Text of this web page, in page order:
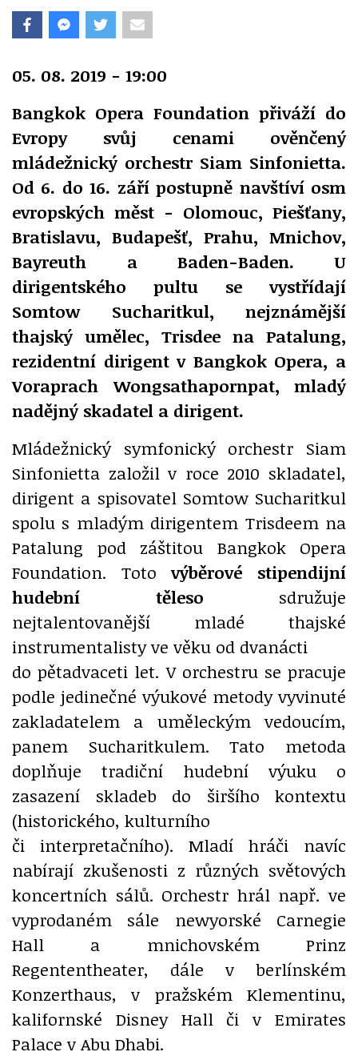
05. 08. 2019 - 19:00
Bangkok Opera Foundation přiváží do
Evropy svůj cenami ověnčený
mládežnický orchestr Siam Sinfonietta.
Od 6. do 16. září postupně navštíví osm
evropských měst - Olomouc, Piešťany,
Bratislavu, Budapešť, Prahu, Mnichov,
Bayreuth a Baden-Baden. U
dirigentského pultu se vystřídají
Somtow Sucharitkul, nejznámější
thajský umělec, Trisdee na Patalung,
rezidentní dirigent v Bangkok Opera, a
Voraprach Wongsathapornpat, mladý
nadějný skadatel a dirigent.
Mládežnický symfonický orchestr Siam
Sinfonietta založil v roce 2010 skladatel,
dirigent a spisovatel Somtow Sucharitkul
spolu s mladým dirigentem Trisdeem na
Patalung pod záštitou Bangkok Opera
Foundation. Totovýběrové stipendijní
hudební těleso sdružuje
nejtalentovanější mladé thajské
instrumentalisty ve věku od dvanácti
do pětadvaceti let. V orchestru se pracuje
podle jedinečné výukové metody vyvinuté
zakladatelem a uměleckým vedoucím,
panem Sucharitkulem. Tato metoda
doplňuje tradiční hudební výuku o
zasazení skladeb do širšího kontextu
(historického, kulturního
či interpretačního). Mladí hráči navíc
nabírají zkušenosti z různých světových
koncertních sálů. Orchestr hrál např. ve
vyprodaném sále newyorské Carnegie
Hall a mnichovském Prinz
Regententheater, dále v berlínském
Konzerthaus, v pražském Klementinu,
kalifornské Disney Hall či v Emirates
Palace v Abu Dhabi.